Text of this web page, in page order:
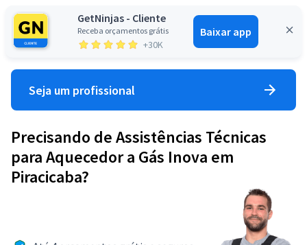
GetNinjas - Cliente
Receba orçamentos grátis
+30K
Baixar app
Entrar
Seja um profissional
Precisando de Assistências Técnicas
para Aquecedor a Gás Inova em
Piracicaba?